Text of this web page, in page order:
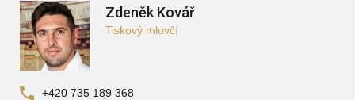
Zdeněk Kovář
Tiskový mluvčí
+420 735 189 368